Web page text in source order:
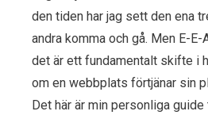
den tiden har jag sett den ena
andra komma och gå. Men E-E-
det är ett fundamentalt skifte i
om en webbplats förtjänar sin
Det här är min personliga